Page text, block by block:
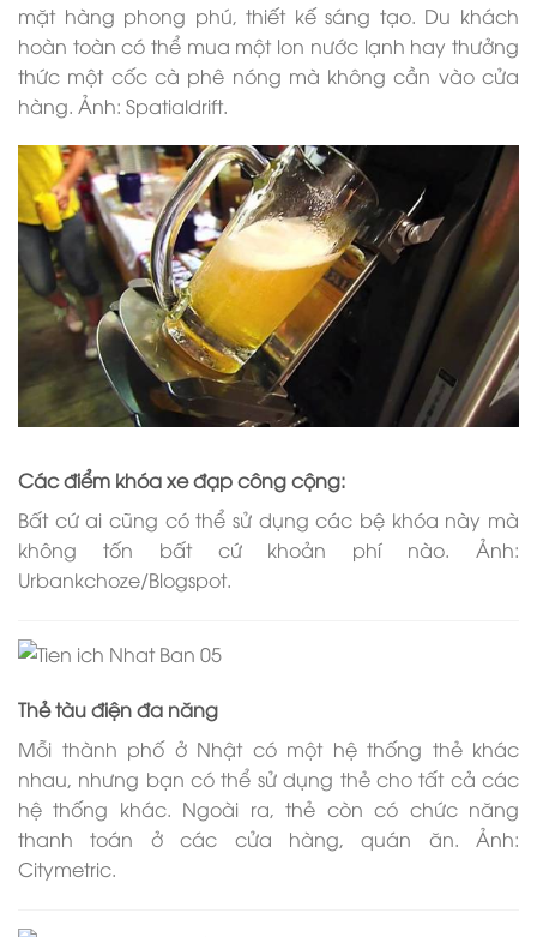
mặt hàng phong phú, thiết kế sáng tạo. Du khách
hoàn toàn có thể mua một lon nước lạnh hay thưởng
thức một cốc cà phê nóng mà không cần vào cửa
hàng. Ảnh: Spatialdrift.
Các điểm khóa xe đạp công cộng:
Bất cứ ai cũng có thể sử dụng các bệ khóa này mà
không tốn bất cứ khoản phí nào. Ảnh:
Urbankchoze/Blogspot.
Thẻ tàu điện đa năng
Mỗi thành phố ở Nhật có một hệ thống thẻ khác
nhau, nhưng bạn có thể sử dụng thẻ cho tất cả các
hệ thống khác. Ngoài ra, thẻ còn có chức năng
thanh toán ở các cửa hàng, quán ăn. Ảnh:
Citymetric.